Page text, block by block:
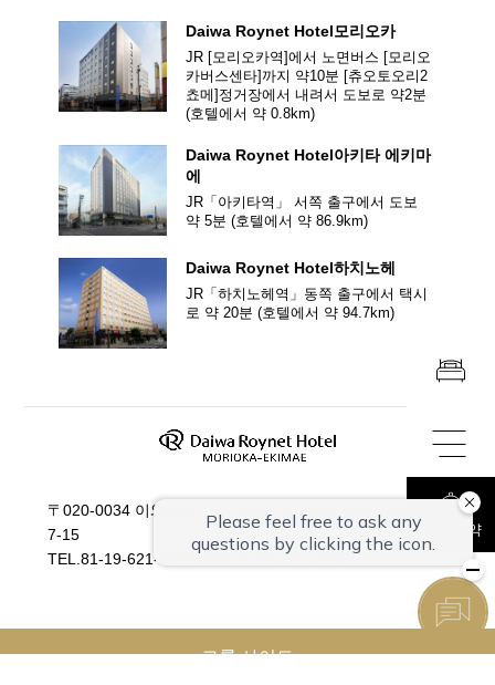
Daiwa Roynet Hotel모리오카
JR [모리오카역]에서 노면버스 [모리오
카버스센타]까지 약10분 [츄오토오리2
쵸메]정거장에서 내려서 도보로 약2분
(호텔에서 약0.8km)
Daiwa Roynet Hotel아키타 에키마
에
JR「아키타역」 서쪽 출구에서 도보
약 5분 (호텔에서 약86.9km)
Daiwa Roynet Hotel하치노헤
JR「하치노헤역」동쪽 출구에서 택시
로 약 20분 (호텔에서 약94.7km)
〒020-0034 이와테현 모리오카시 모리오카에키마에도리
7-15
TEL. 81-19-621-8555 / FAX.81-19-621-8556
그룹 사이트
숙박 예약